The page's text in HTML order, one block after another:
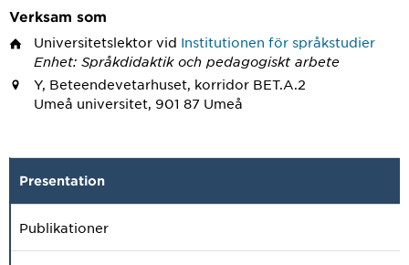
Verksam som
Universitetslektor vid Institutionen för språkstudier
Enhet: Språkdidaktik och pedagogiskt arbete
Y, Beteendevetarhuset, korridor BET.A.2
Umeå universitet, 901 87 Umeå
Presentation
Publikationer